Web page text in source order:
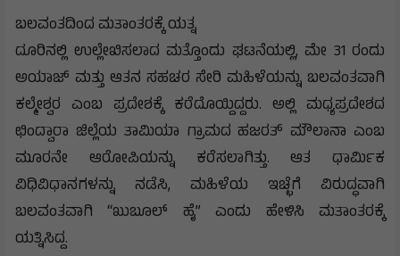
ಬಲವಂತದಿಂದ ಮತಾಂತರಕ್ಕೆ ಯತ್ನ
ದೂರಿನಲ್ಲಿ ಉಲ್ಲೇಖಿಸಲಾದ ಮತ್ತೊಂದು ಘಟನೆಯಲ್ಲಿ, ಮೇ 31 ರಂದು
ಅಯಾಜ್ ಮತ್ತು ಆತನ ಸಹಚರ ಸೇರಿ ಮಹಿಳೆಯನ್ನು ಬಲವಂತವಾಗಿ
ಕಲ್ಮೇಶ್ವರ ಎಂಬ ಪ್ರದೇಶಕ್ಕೆ ಕರೆದೊಯ್ದಿದ್ದರು. ಅಲ್ಲಿ ಮಧ್ಯಪ್ರದೇಶದ
ಛಿಂದ್ವಾರಾ ಜಿಲ್ಲೆಯ ತಾಮಿಯಾ ಗ್ರಾಮದ ಹಜರತ್ ಮೌಲಾನಾ ಎಂಬ
ಮೂರನೇ ಆರೋಪಿಯನ್ನು ಕರೆಸಲಾಗಿತ್ತು. ಆತ ಧಾರ್ಮಿಕ
ವಿಧಿವಿಧಾನಗಳನ್ನು ನಡೆಸಿ, ಮಹಿಳೆಯ ಇಚ್ಛೆಗೆ ವಿರುದ್ಧವಾಗಿ
ಬಲವಂತವಾಗಿ “ಖುಬೂಲ್ ಹೈ” ಎಂದು ಹೇಳಿಸಿ ಮತಾಂತರಕ್ಕೆ
ಯತ್ನಿಸಿದ್ದ.